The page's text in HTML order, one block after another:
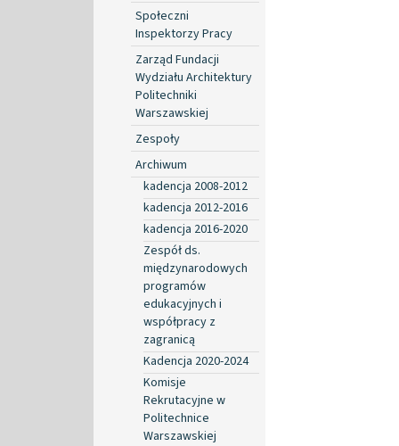
Społeczni
Inspektorzy Pracy
Zarząd Fundacji
Wydziału Architektury
Politechniki
Warszawskiej
Zespoły
Archiwum
kadencja 2008-2012
kadencja 2012-2016
kadencja 2016-2020
Zespół ds.
międzynarodowych
programów
edukacyjnych i
współpracy z
zagranicą
Kadencja 2020-2024
Komisje
Rekrutacyjne w
Politechnice
Warszawskiej